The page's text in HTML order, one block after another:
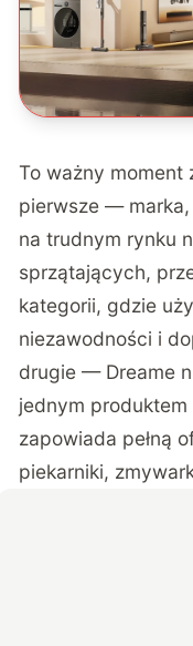
To ważny moment
pierwsze — marka,
na trudnym rynku
sprzątających,
kategorii, gdzie
niezawodności i
drugie — Dreame
jednym produktem
zapowiada pełną
piekarniki,